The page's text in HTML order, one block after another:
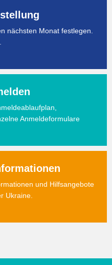
nächsten Monat festlegen.
Anmeldeformulare
und Hilfsangebote
Ukraine.